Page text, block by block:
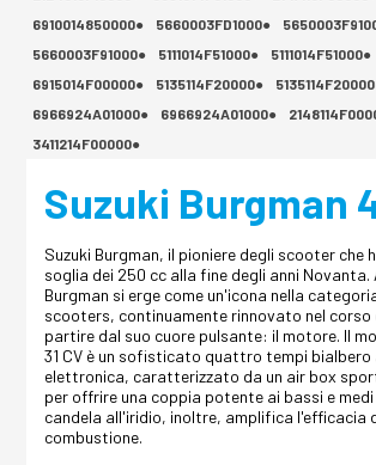
6910014850000●
5660003FD1000●
5660003F91000●
5111014F51000● 5111014F51000●
6915014F00000●
5135114F20000●
6966924A01000●
6966924A01000●
3411214F00000●
Suzuki Burgman
Suzuki Burgman, il pioniere degli scooter che
soglia dei 250 cc alla fine degli anni Novanta.
Burgman si erge come un'icona nella
scooters, continuamente rinnovato nel corso
partire dal suo cuore pulsante: il motore. Il
31 CV è un sofisticato quattro tempi bialbero
elettronica, caratterizzato da un air box
per offrire una coppia potente ai bassi e medi
candela all'iridio, inoltre, amplifica l'efficacia
combustione.